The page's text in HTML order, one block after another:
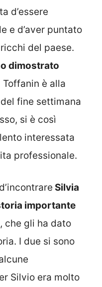
d’essere
e d’aver puntato
del paese.
dimostrato
Toffanin è alla
fine settimana
si è così
interessata
professionale.
Silvia
importante
, che gli ha dato
I due si sono
Silvio era molto